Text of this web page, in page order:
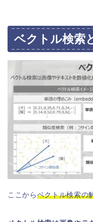
ベクトル検索
ここから ベクトル検索の